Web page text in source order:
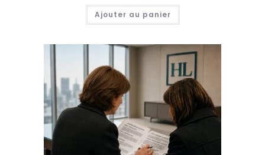
Ajouter au panier